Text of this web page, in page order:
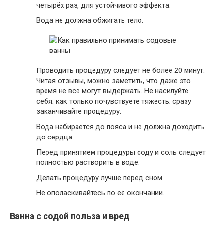
четырёх раз, для устойчивого эффекта.
Вода не должна обжигать тело.
Проводить процедуру следует не более 20 минут.
Читая отзывы, можно заметить, что даже это
время не все могут выдержать. Не насилуйте
себя, как только почувствуете тяжесть, сразу
заканчивайте процедуру.
Вода набирается до пояса и не должна доходить
до сердца.
Перед принятием процедуры соду и соль следует
полностью растворить в воде.
Делать процедуру лучше перед сном.
Не ополаскивайтесь по её окончании.
Ванна с содой польза и вред